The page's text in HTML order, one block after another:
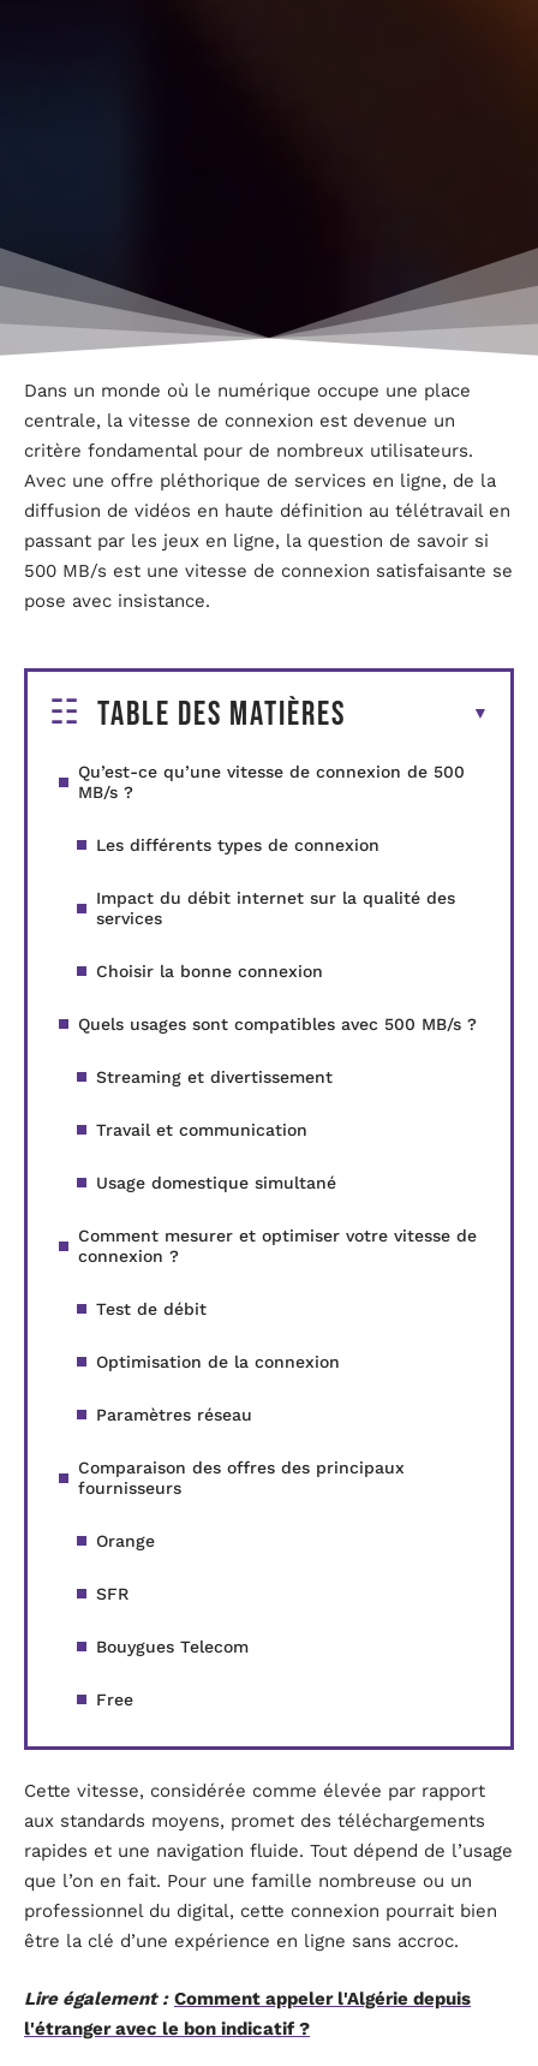
Dans un monde où le numérique occupe une place
centrale, la vitesse de connexion est devenue un
critère fondamental pour de nombreux utilisateurs.
Avec une offre pléthorique de services en ligne, de la
diffusion de vidéos en haute définition au télétravail en
passant par les jeux en ligne, la question de savoir si
500 MB/s est une vitesse de connexion satisfaisante se
pose avec insistance.
Table des matières
Qu’est-ce qu’une vitesse de connexion de 500
MB/s ?
Les différents types de connexion
Impact du débit internet sur la qualité des
services
Choisir la bonne connexion
Quels usages sont compatibles avec 500 MB/s ?
Streaming et divertissement
Travail et communication
Usage domestique simultané
Comment mesurer et optimiser votre vitesse de
connexion ?
Test de débit
Optimisation de la connexion
Paramètres réseau
Comparaison des offres des principaux
fournisseurs
Orange
SFR
Bouygues Telecom
Free
Cette vitesse, considérée comme élevée par rapport
aux standards moyens, promet des téléchargements
rapides et une navigation fluide. Tout dépend de l’usage
que l’on en fait. Pour une famille nombreuse ou un
professionnel du digital, cette connexion pourrait bien
être la clé d’une expérience en ligne sans accroc.
Lire également : Comment appeler l'Algérie depuis
l'étranger avec le bon indicatif ?